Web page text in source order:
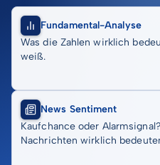
Fundamental-Analyse
Was die Zahlen wirklich
weiß.
News Sentiment
Kaufchance oder
Nachrichten wirklich